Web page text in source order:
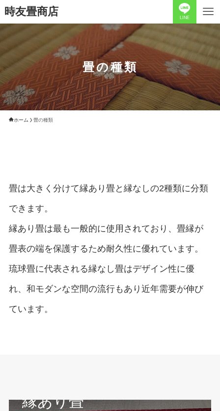
時友畳商店 LINE
畳の種類
ホーム 畳の種類
畳は大きく分けて縁あり畳と縁なしの2種類に分類
できます。
縁あり畳は最も一般的に使用されており、畳縁が
畳表の端を保護するため耐久性に優れています。
琉球畳に代表される縁なし畳はデザイン性に優
れ、和モダンな空間の流行もあり近年需要が伸び
ています。
縁あり畳